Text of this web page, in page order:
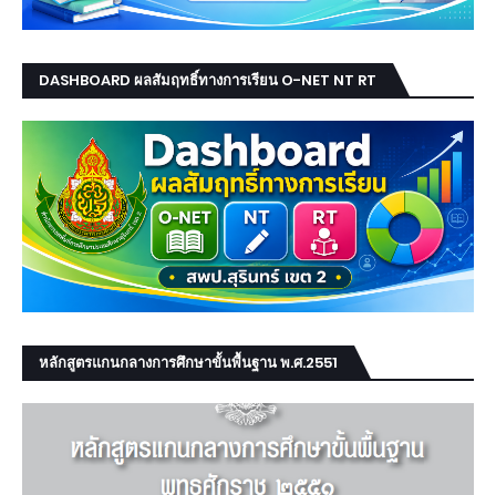
DASHBOARD ผลสัมฤทธิ์ทางการเรียน O-NET NT RT
หลักสูตรแกนกลางการศึกษาขั้นพื้นฐาน พ.ศ.2551